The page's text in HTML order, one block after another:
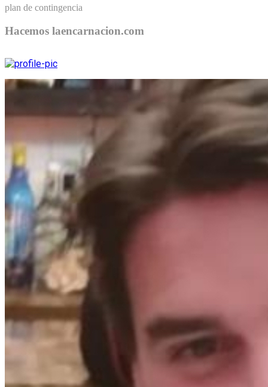
plan de contingencia
Hacemos laencarnacion.com